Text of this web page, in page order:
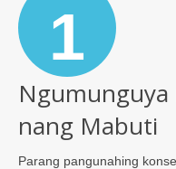
1
Ngumunguya
nang Mabuti
Parang pangunahing